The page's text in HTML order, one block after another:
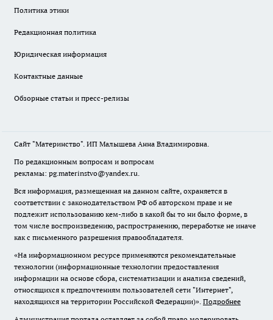
Политика этики
Редакционная политика
Юридическая информация
Контактные данные
Обзорные статьи и пресс-релизы
Сайт "Материнство". ИП Малышева Анна Владимировна.
По редакционным вопросам и вопросам
рекламы: pg.materinstvo@yandex.ru.
Вся информация, размещенная на данном сайте, охраняется в
соответствии с законодательством РФ об авторском праве и не
подлежит использованию кем-либо в какой бы то ни было форме, в
том числе воспроизведению, распространению, переработке не иначе
как с письменного разрешения правообладателя.
«На информационном ресурсе применяются рекомендательные
технологии (информационные технологии предоставления
информации на основе сбора, систематизации и анализа сведений,
относящихся к предпочтениям пользователей сети "Интернет",
находящихся на территории Российской Федерации)». Подробнее